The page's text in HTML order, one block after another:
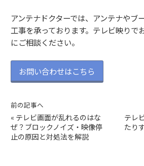
アンテナドクターでは、アンテナやブ
工事を承っております。テレビ映りで
にご相談ください。
お問い合わせはこちら
前の記事へ
« テレビ画面が乱れるのはな
ぜ？ブロックノイズ・映像停
止の原因と対処法を解説
テレ
たり